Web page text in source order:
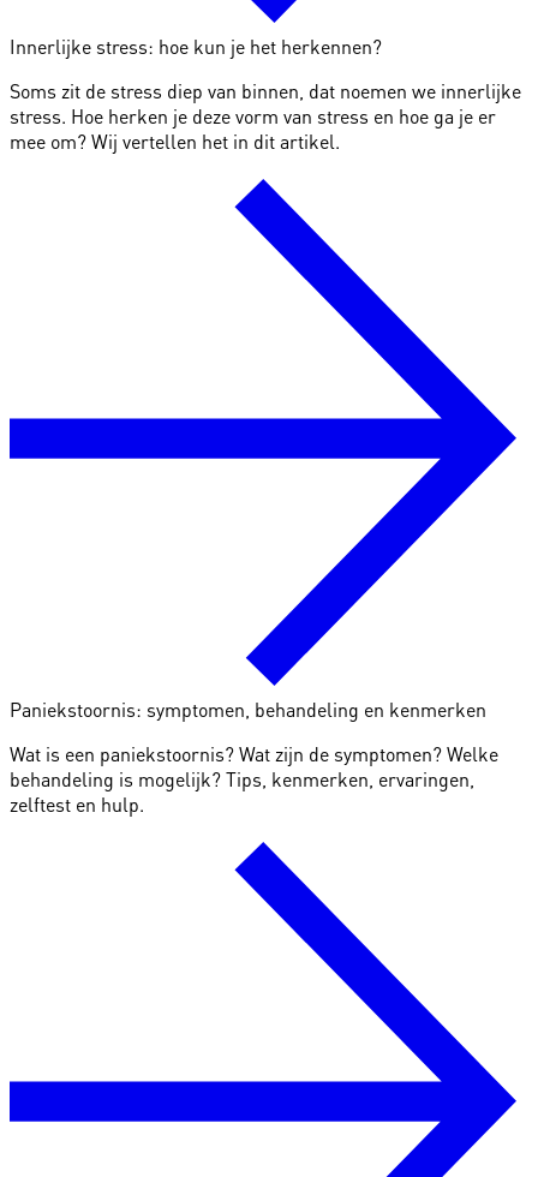
Innerlijke stress: hoe kun je het herkennen?
Soms zit de stress diep van binnen, dat noemen we innerlijke
stress. Hoe herken je deze vorm van stress en hoe ga je er
mee om? Wij vertellen het in dit artikel.
Paniekstoornis: symptomen, behandeling en kenmerken
Wat is een paniekstoornis? Wat zijn de symptomen? Welke
behandeling is mogelijk? Tips, kenmerken, ervaringen,
zelftest en hulp.